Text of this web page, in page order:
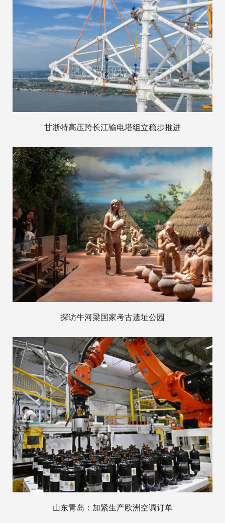
甘浙特高压跨长江输电塔组立稳步推进
探访牛河梁国家考古遗址公园
山东青岛：加紧生产欧洲空调订单